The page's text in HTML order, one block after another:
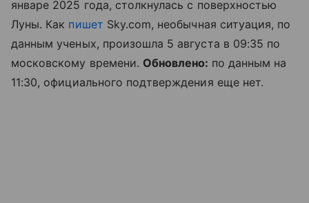
январе 2025 года, столкнулась с поверхностью
Луны. Как пишет Sky.com, необычная ситуация, по
данным ученых, произошла 5 августа в 09:35 по
московскому времени. Обновлено: по данным на
11:30, официального подтверждения еще нет.